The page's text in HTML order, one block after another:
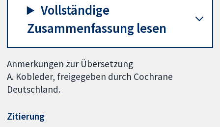
Vollständige
Zusammenfassung lesen
Anmerkungen zur Übersetzung
A. Kobleder, freigegeben durch Cochrane
Deutschland.
Zitierung